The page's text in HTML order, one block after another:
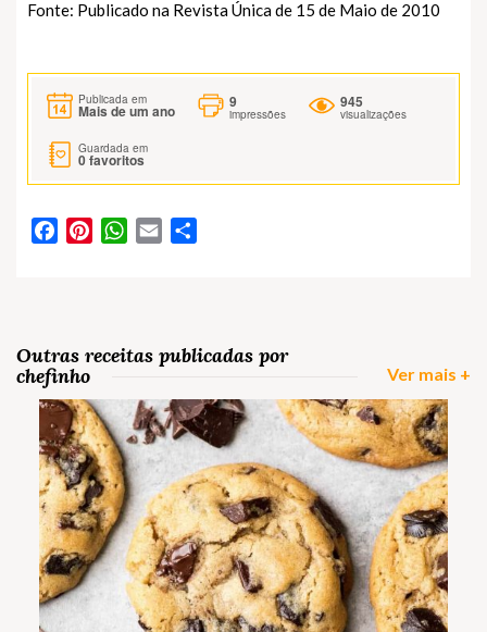
Fonte: Publicado na Revista Única de 15 de Maio de 2010
Publicada em
Mais de um ano
9
impressões
945
visualizações
Guardada em
0favoritos
FacebookPinterestWhatsApp
Email
Outras receitas publicadas por
chefinho
Ver mais +